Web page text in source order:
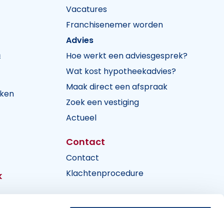
Vacatures
Franchisenemer worden
Advies
Hoe werkt een adviesgesprek?
Wat kost hypotheekadvies?
Maak direct een afspraak
Zoek een vestiging
Actueel
Contact
Contact
Klachtenprocedure